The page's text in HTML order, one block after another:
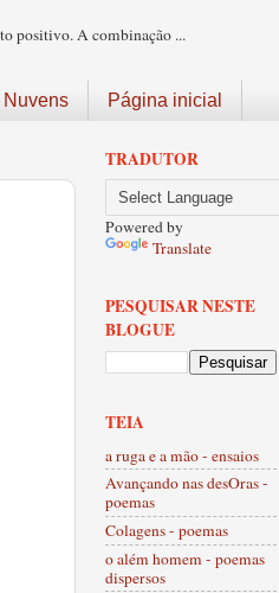
positivo. A combinação ...
Nuvens Página inicial
TRADUTOR
Powered by
Translate
PESQUISAR NESTE
BLOGUE
TEIA
a ruga e a mão - ensaios
Avançando nas desOras -
poemas
Colagens - poemas
o além homem - poemas
dispersos